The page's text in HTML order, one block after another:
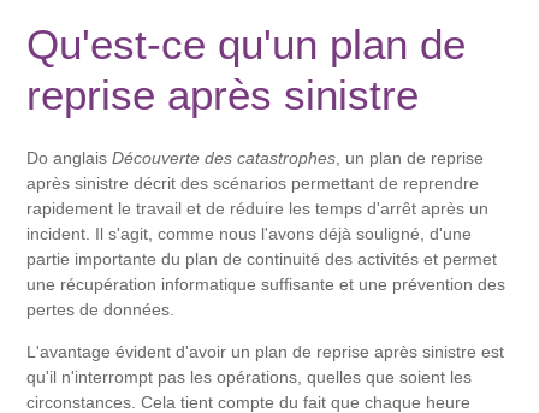
Qu'est-ce qu'un plan de
reprise après sinistre
Do anglaisDécouverte des catastrophes , un plan de reprise
après sinistre décrit des scénarios permettant de reprendre
rapidement le travail et de réduire les temps d'arrêt après un
incident. Il s'agit, comme nous l'avons déjà souligné, d'une
partie importante du plan de continuité des activités et permet
une récupération informatique suffisante et une prévention des
pertes de données.
L'avantage évident d'avoir un plan de reprise après sinistre est
qu'il n'interrompt pas les opérations, quelles que soient les
circonstances. Cela tient compte du fait que chaque heure